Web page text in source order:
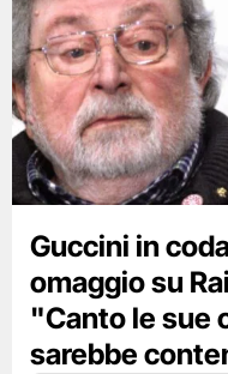
Guccini in
omaggio su
"Canto le sue
sarebbe